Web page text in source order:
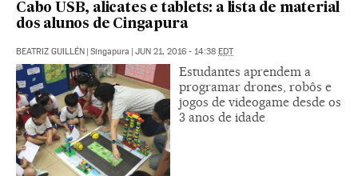
Cabo USB, alicates e tablets: a lista de material
dos alunos de Cingapura
BEATRIZ GUILLÉN | Singapura | JUN 21, 2016 - 14:38 EDT
Estudantes aprendem a
programar drones, robôs e
jogos de videogame desde os
3 anos de idade